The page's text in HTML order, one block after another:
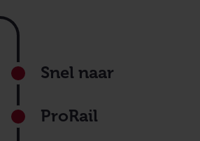
Footer
Snel naar
ProRail